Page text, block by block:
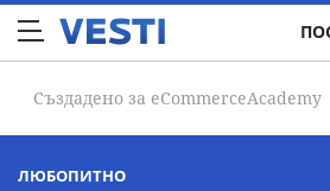
Създадено за eCommerceAcademy
ЛЮБОПИТНО